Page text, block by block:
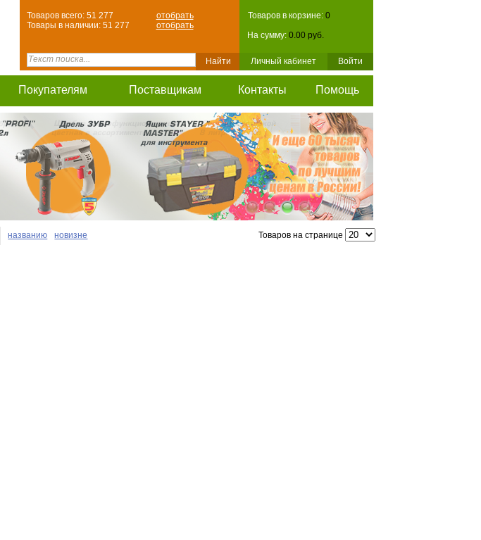
Товаров в корзине: 0
На сумму: 0.00 руб.
Личный кабинет Войти
Товаров всего: 51 277
отобрать
Товары в наличии: 51 277
отобрать
Покупателям Поставщикам Контакты Помощь
названию новизне
Товаров на странице